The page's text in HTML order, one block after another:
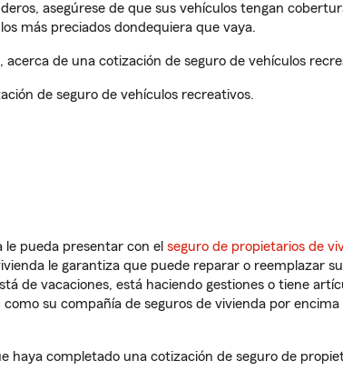
asegúrese de que sus vehículos tengan
más preciados dondequiera que vaya.
de una cotización de seguro de vehículos
de seguro de vehículos recreativos.
le pueda presentar con el seguro de propietarios de
le garantiza que puede reparar o reemplazar
de vacaciones, está haciendo gestiones o tiene
su compañía de seguros de vivienda por
haya completado una cotización de seguro de